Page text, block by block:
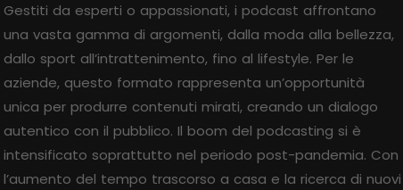
Gestiti da esperti o appassionati, i podcast affrontano
una vasta gamma di argomenti, dalla moda alla bellezza,
dallo sport all’intrattenimento, fino al lifestyle. Per le
aziende, questo formato rappresenta un’opportunità
unica per produrre contenuti mirati, creando un dialogo
autentico con il pubblico. Il boom del podcasting si è
intensificato soprattutto nel periodo post-pandemia. Con
l’aumento del tempo trascorso a casa e la ricerca di nuovi